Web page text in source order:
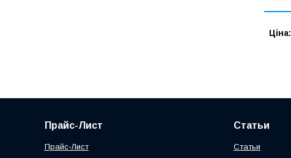
Ціна:
Прайс-Лист
Прайс-Лист
Статьи
Статьи